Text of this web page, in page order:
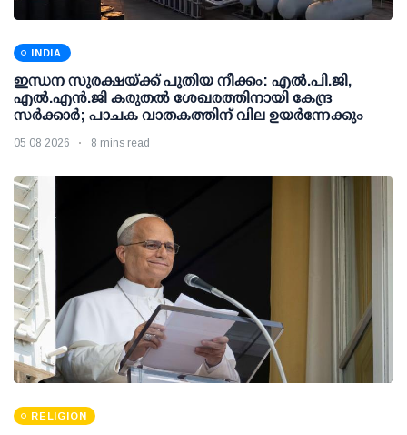
INDIA
ഇന്ധന സുരക്ഷയ്ക്ക് പുതിയ നീക്കം: എല്‍.പി.ജി,
എല്‍.എന്‍.ജി കരുതല്‍ ശേഖരത്തിനായി കേന്ദ്ര
സര്‍ക്കാര്‍; പാചക വാതകത്തിന് വില ഉയര്‍ന്നേക്കും
05 08 2026 8 mins read
RELIGION